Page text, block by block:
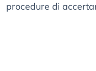
procedure di